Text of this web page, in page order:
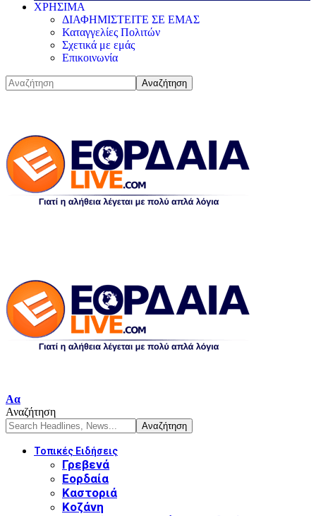
ΧΡΗΣΙΜΑ
ΔΙΑΦΗΜΙΣΤΕΙΤΕ ΣΕ ΕΜΑΣ
Καταγγελίες Πολιτών
Σχετικά με εμάς
Επικοινωνία
Αα
Αναζήτηση
Τοπικές Ειδήσεις
Γρεβενά
Εορδαία
Καστοριά
Κοζάνη